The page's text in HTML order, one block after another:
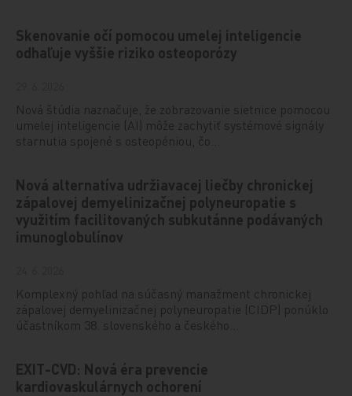
Skenovanie očí pomocou umelej inteligencie
odhaľuje vyššie riziko osteoporózy
Nová štúdia naznačuje, že zobrazovanie sietnice pomocou
umelej inteligencie (AI) môže zachytiť systémové signály
starnutia spojené s osteopéniou, čo…
Nová alternatíva udržiavacej liečby chronickej
zápalovej demyelinizačnej polyneuropatie s
využitím facilitovaných subkutánne podávaných
imunoglobulínov
Komplexný pohľad na súčasný manažment chronickej
zápalovej demyelinizačnej polyneuropatie (CIDP) ponúklo
účastníkom 38. slovenského a českého…
EXIT-CVD: Nová éra prevencie
kardiovaskulárnych ochorení